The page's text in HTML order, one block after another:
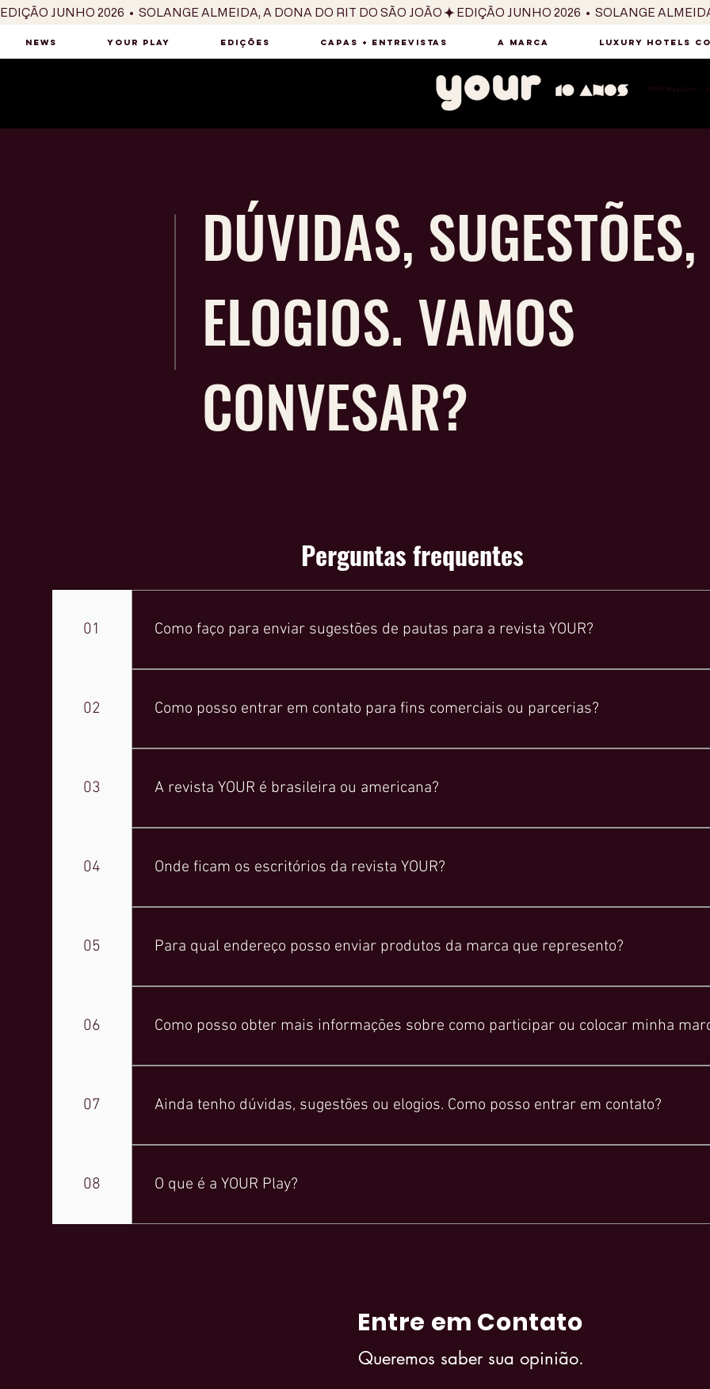
EDIÇÃO JUNHO 2026  •  SOLANGE ALMEIDA, A DONA DO RIT DO SÃO JOÃO
NEWS YOUR PLAY EDIÇÕES CAPAS + ENTREVISTAS A MARCA LUXURY HOTELS
YOUR Magazine —
DÚVIDAS, SUGESTÕES,
ELOGIOS. VAMOS
CONVESAR?
Perguntas frequentes
01 Como faço para enviar sugestões de pautas para a revista YOUR?
Para enviar sugestões de pautas, por favor, envie um e-mail para muller@yourmagazine.com.br.
02 Como posso entrar em contato para fins comerciais ou parcerias?
Para contato comercial e parcerias, você pode nos contatar por:EDILAINE MARCOS: +55 35 99770-
03 A revista YOUR é brasileira ou americana?
A revista YOUR é brasileira, mas temos endereços tanto no Brasil quanto nos EUA.
04 Onde ficam os escritórios da revista YOUR?
Nossos escritórios estão localizados em: Escritório em Nova York City: 1740 BROADWAY, 15TH
05 Para qual endereço posso enviar produtos da marca que represento?
Você pode enviar produtos para o nosso escritório no Brasil: R. JOÃO DA SILVA ARAÚJO, 8 - SALA
06 Como posso obter mais informações sobre como participar ou colocar minha
Você pode baixar nosso mídia kit para mais informações. Após baixar o mídia kit, entre em contato
07 Ainda tenho dúvidas, sugestões ou elogios. Como posso entrar em contato?
Se você ainda tiver dúvidas, sugestões ou elogios, por favor, preencha o formulário em nosso site e
08 O que é a YOUR Play?
Entre em Contato
Queremos saber sua opinião.